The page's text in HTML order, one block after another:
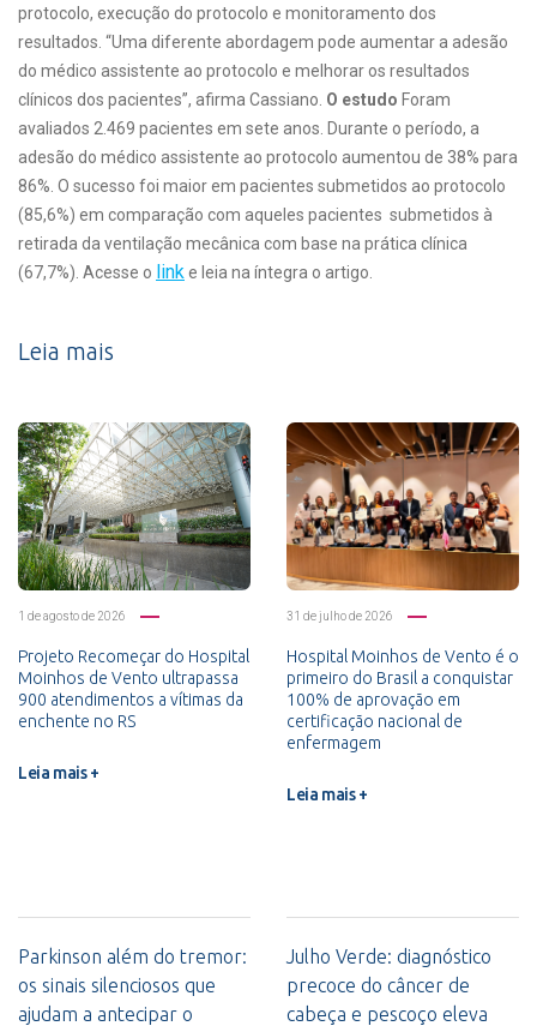
protocolo, execução do protocolo e monitoramento dos
resultados. “Uma diferente abordagem pode aumentar a adesão
do médico assistente ao protocolo e melhorar os resultados
clínicos dos pacientes”, afirma Cassiano. O estudo Foram
avaliados 2.469 pacientes em sete anos. Durante o período, a
adesão do médico assistente ao protocolo aumentou de 38% para
86%. O sucesso foi maior em pacientes submetidos ao protocolo
(85,6%) em comparação com aqueles pacientes submetidos à
retirada da ventilação mecânica com base na prática clínica
(67,7%). Acesse o linke leia na íntegra o artigo.
Leia mais
1 de agosto de 2026
Projeto Recomeçar do Hospital
Moinhos de Vento ultrapassa
900 atendimentos a vítimas da
enchente no RS
Leia mais +
31 de julho de 2026
Hospital Moinhos de Vento é o
primeiro do Brasil a conquistar
100% de aprovação em
certificação nacional de
enfermagem
Leia mais +
Parkinson além do tremor:
os sinais silenciosos que
ajudam a antecipar o
Julho Verde: diagnóstico
precoce do câncer de
cabeça e pescoço eleva